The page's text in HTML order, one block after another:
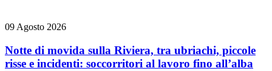
09 Agosto 2026
Notte di movida sulla Riviera, tra ubriachi, piccole
risse e incidenti: soccorritori al lavoro fino all’alba